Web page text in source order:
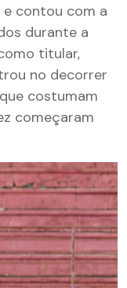
contou com a
durante a
titular,
no decorrer
costumam
começaram